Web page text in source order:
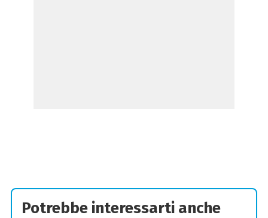
Potrebbe interessarti anche